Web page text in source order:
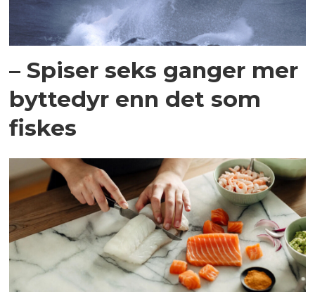
– Spiser seks ganger mer
byttedyr enn det som
fiskes